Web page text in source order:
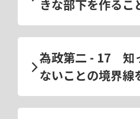
きな部下を作るこ
為政第二 - 17 知
ないことの境界線